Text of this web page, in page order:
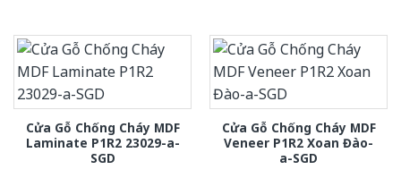
Cửa Gỗ Chống Cháy MDF
Laminate P1R2 23029-a-
SGD
Cửa Gỗ Chống Cháy MDF
Veneer P1R2 Xoan Đào-
a-SGD